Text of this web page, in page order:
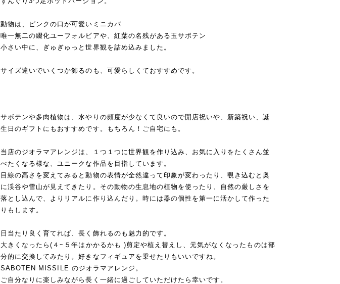
動物は、ピンクの口が可愛いミニカバ
唯一無二の綴化ユーフォルビアや、紅葉の名残がある玉サボテン
小さい中に、ぎゅぎゅっと世界観を詰め込みました。
サイズ違いでいくつか飾るのも、可愛らしくておすすめです。
サボテンや多肉植物は、水やりの頻度が少なくて良いので開店祝いや、新築祝い、誕
生日のギフトにもおすすめです。もちろん！ご自宅にも。
当店のジオラマアレンジは、１つ１つに世界観を作り込み、お気に入りをたくさん並
べたくなる様な、ユニークな作品を目指しています。
目線の高さを変えてみると動物の表情が全然違って印象が変わったり、覗き込むと奥
に渓谷や雪山が見えてきたり。その動物の生息地の植物を使ったり、自然の厳しさを
落とし込んで、よりリアルに作り込んだり。時には器の個性を第一に活かして作った
りもします。
日当たり良く育てれば、長く飾れるのも魅力的です。
大きくなったら(４~５年はかかるかも )剪定や植え替えし、元気がなくなったものは部
分的に交換してみたり。好きなフィギュアを乗せたりもいいですね。
SABOTEN MISSILE のジオラマアレンジ。
ご自分なりに楽しみながら長く一緒に過ごしていただけたら幸いです。